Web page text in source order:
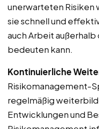
unerwarteten Risiken
sie schnell und
auch Arbeit
bedeuten kann.
Kontinuierliche
Risikomanagement-
regelmäßig
Entwicklungen und